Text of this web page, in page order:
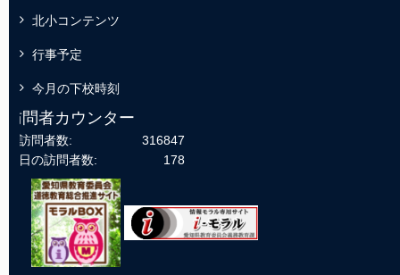
北小コンテンツ
行事予定
今月の下校時刻
訪問者カウンター
316847
総訪問者数:
178
今日の訪問者数: